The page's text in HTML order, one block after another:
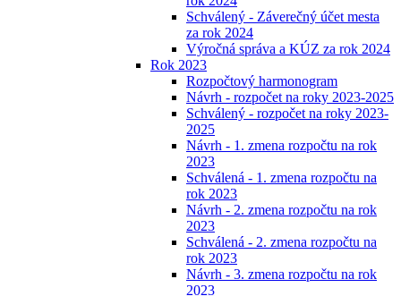
Schválený - Záverečný účet mesta
za rok 2024
Výročná správa a KÚZ za rok 2024
Rok 2023
Rozpočtový harmonogram
Návrh - rozpočet na roky 2023-2025
Schválený - rozpočet na roky 2023-
2025
Návrh - 1. zmena rozpočtu na rok
2023
Schválená - 1. zmena rozpočtu na
rok 2023
Návrh - 2. zmena rozpočtu na rok
2023
Schválená - 2. zmena rozpočtu na
rok 2023
Návrh - 3. zmena rozpočtu na rok
2023